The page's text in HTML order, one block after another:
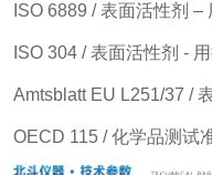
ISO 6889 / 表面活性剂
ISO 304 / 表面活性剂 -
Amtsblatt EU L251/37 /
OECD 115 / 化学品测试